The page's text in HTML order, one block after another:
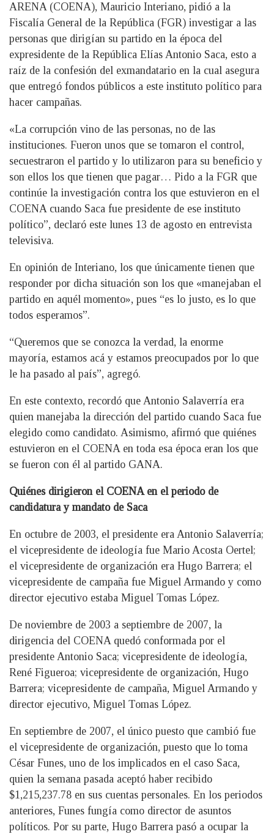
ARENA (COENA), Mauricio Interiano, pidió a la
Fiscalía General de la República (FGR) investigar a las
personas que dirigían su partido en la época del
expresidente de la República Elías Antonio Saca, esto a
raíz de la confesión del exmandatario en la cual asegura
que entregó fondos públicos a este instituto político para
hacer campañas.
«La corrupción vino de las personas, no de las
instituciones. Fueron unos que se tomaron el control,
secuestraron el partido y lo utilizaron para su beneficio y
son ellos los que tienen que pagar… Pido a la FGR que
continúe la investigación contra los que estuvieron en el
COENA cuando Saca fue presidente de ese instituto
político”, declaró este lunes 13 de agosto en entrevista
televisiva.
En opinión de Interiano, los que únicamente tienen que
responder por dicha situación son los que «manejaban el
partido en aquél momento», pues “es lo justo, es lo que
todos esperamos”.
“Queremos que se conozca la verdad, la enorme
mayoría, estamos acá y estamos preocupados por lo que
le ha pasado al país”, agregó.
En este contexto, recordó que Antonio Salaverría era
quien manejaba la dirección del partido cuando Saca fue
elegido como candidato. Asimismo, afirmó que quiénes
estuvieron en el COENA en toda esa época eran los que
se fueron con él al partido GANA.
Quiénes dirigieron el COENA en el periodo de
candidatura y mandato de Saca
En octubre de 2003, el presidente era Antonio Salaverría;
el vicepresidente de ideología fue Mario Acosta Oertel;
el vicepresidente de organización era Hugo Barrera; el
vicepresidente de campaña fue Miguel Armando y como
director ejecutivo estaba Miguel Tomas López.
De noviembre de 2003 a septiembre de 2007, la
dirigencia del COENA quedó conformada por el
presidente Antonio Saca; vicepresidente de ideología,
René Figueroa; vicepresidente de organización, Hugo
Barrera; vicepresidente de campaña, Miguel Armando y
director ejecutivo, Miguel Tomas López.
En septiembre de 2007, el único puesto que cambió fue
el vicepresidente de organización, puesto que lo toma
César Funes, uno de los implicados en el caso Saca,
quien la semana pasada aceptó haber recibido
$1,215,237.78 en sus cuentas personales. En los periodos
anteriores, Funes fungía como director de asuntos
políticos. Por su parte, Hugo Barrera pasó a ocupar la